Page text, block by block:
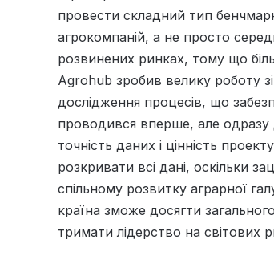
провести складний тип
агрокомпаній, а не просто
розвинених ринках, тому що
Agrohub зробив велику роботу
дослідження процесів, що
проводився вперше, але одразу
точність даних і цінність
розкривати всі дані, оскільки
спільному розвитку аграрної
країна зможе досягти
тримати лідерство на світових